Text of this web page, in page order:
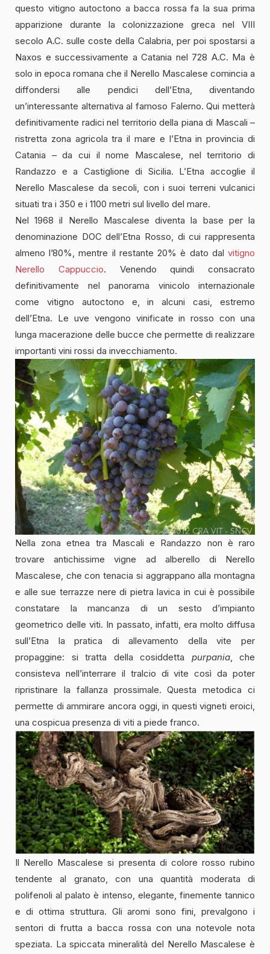
questo vitigno autoctono a bacca rossa fa la sua prima
apparizione durante la colonizzazione greca nel VIII
secolo A.C. sulle coste della Calabria, per poi spostarsi a
Naxos e successivamente a Catania nel 728 A.C. Ma è
solo in epoca romana che il Nerello Mascalese comincia a
diffondersi alle pendici dell’Etna, diventando
un’interessante alternativa al famoso Falerno. Qui metterà
definitivamente radici nel territorio della piana di Mascali –
ristretta zona agricola tra il mare e l’Etna in provincia di
Catania – da cui il nome Mascalese, nel territorio di
Randazzo e a Castiglione di Sicilia. L’Etna accoglie il
Nerello Mascalese da secoli, con i suoi terreni vulcanici
situati tra i 350 e i 1100 metri sul livello del mare.
Nel 1968 il Nerello Mascalese diventa la base per la
denominazione DOC dell’Etna Rosso, di cui rappresenta
almeno l’80%, mentre il restante 20% è dato dal vitigno
Nerello Cappuccio. Venendo quindi consacrato
definitivamente nel panorama vinicolo internazionale
come vitigno autoctono e, in alcuni casi, estremo
dell’Etna. Le uve vengono vinificate in rosso con una
lunga macerazione delle bucce che permette di realizzare
importanti vini rossi da invecchiamento.
Nella zona etnea tra Mascali e Randazzo non è raro
trovare antichissime vigne ad alberello di Nerello
Mascalese, che con tenacia si aggrappano alla montagna
e alle sue terrazze nere di pietra lavica in cui è possibile
constatare la mancanza di un sesto d’impianto
geometrico delle viti. In passato, infatti, era molto diffusa
sull’Etna la pratica di allevamento della vite per
propaggine: si tratta della cosiddetta purpania, che
consisteva nell’interrare il tralcio di vite così da poter
ripristinare la fallanza prossimale. Questa metodica ci
permette di ammirare ancora oggi, in questi vigneti eroici,
una cospicua presenza di viti a piede franco.
Il Nerello Mascalese si presenta di colore rosso rubino
tendente al granato, con una quantità moderata di
polifenoli al palato è intenso, elegante, finemente tannico
e di ottima struttura. Gli aromi sono fini, prevalgono i
sentori di frutta a bacca rossa con una notevole nota
speziata. La spiccata mineralità del Nerello Mascalese è